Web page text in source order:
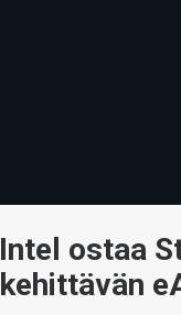
Intel ostaa
kehittävän